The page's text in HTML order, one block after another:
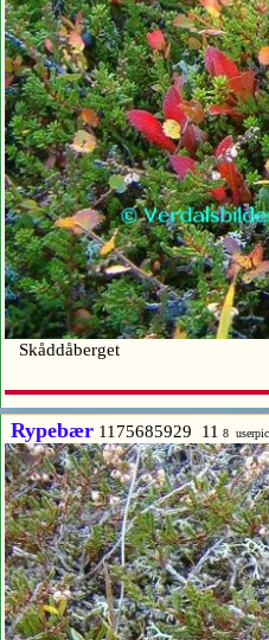
Skåddåberget
Rypebær 1175685929 11 8